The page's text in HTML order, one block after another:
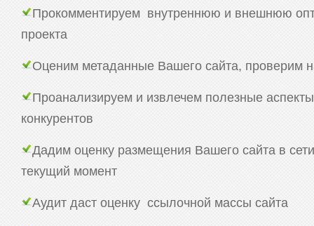
Прокомментируем внутреннюю и внешнюю
проекта
Оценим метаданные Вашего сайта, проверим
Проанализируем и извлечем полезные
конкурентов
Дадим оценку размещения Вашего сайта в
текущий момент
Аудит даст оценку ссылочной массы сайта